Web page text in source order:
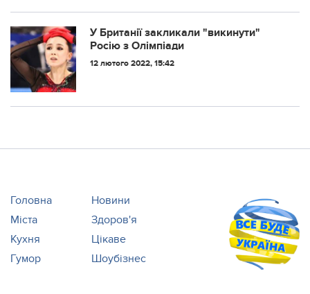
У Британії закликали "викинути"
Росію з Олімпіади
12 лютого 2022, 15:42
Головна
Новини
Міста
Здоров'я
Кухня
Цікаве
Гумор
Шоубізнес